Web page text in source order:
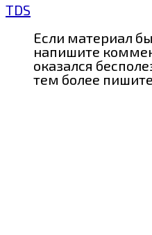
TDS
Если материал
напишите
оказался
тем более